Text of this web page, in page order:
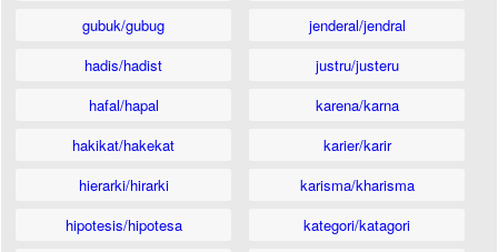
gubuk/gubug
hadis/hadist
hafal/hapal
hakikat/hakekat
hierarki/hirarki
hipotesis/hipotesa
jenderal/jendral
justru/justeru
karena/karna
karier/karir
karisma/kharisma
kategori/katagori